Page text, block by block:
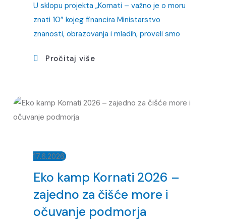
U sklopu projekta „Kornati – važno je o moru
znati 10” kojeg financira Ministarstvo
znanosti, obrazovanja i mladih, proveli smo
Pročitaj više
17.6.2026.
Eko kamp Kornati 2026 –
zajedno za čišće more i
očuvanje podmorja